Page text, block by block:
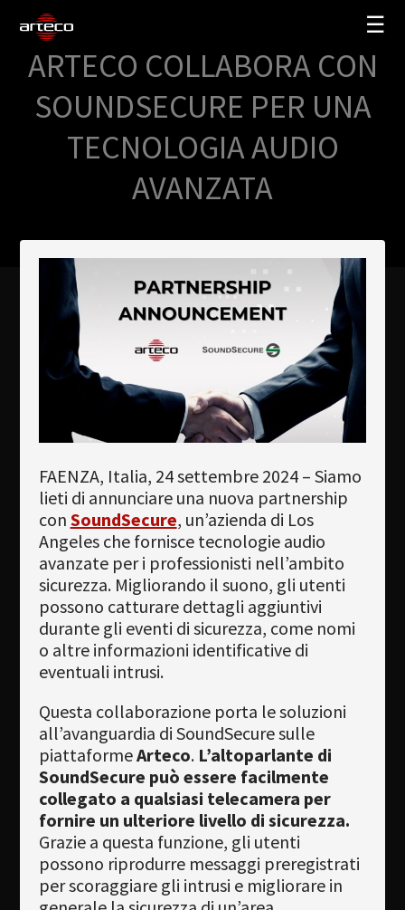
☰
My Arteco
Dove
Newsletter
Download
Lingua
SOLUZIONI
AZIENDA
TRAINING
SUPPORTO
ARTECO COLLABORA CON
SOUNDSECURE PER UNA
TECNOLOGIA AUDIO
AVANZATA
FAENZA, Italia, 24 settembre 2024 – Siamo
lieti di annunciare una nuova partnership
con SoundSecure, un’azienda di Los
Angeles che fornisce tecnologie audio
avanzate per i professionisti nell’ambito
sicurezza. Migliorando il suono, gli utenti
possono catturare dettagli aggiuntivi
durante gli eventi di sicurezza, come nomi
o altre informazioni identificative di
eventuali intrusi.
Questa collaborazione porta le soluzioni
all’avanguardia di SoundSecure sulle
piattaformeArteco. L’altoparlante di
SoundSecure può essere facilmente
collegato a qualsiasi telecamera per
fornire un ulteriore livello di sicurezza.
Grazie a questa funzione, gli utenti
possono riprodurre messaggi preregistrati
per scoraggiare gli intrusi e migliorare in